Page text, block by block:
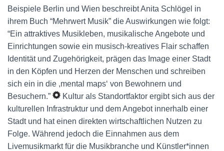
Beispiele Berlin und Wien beschreibt Anita Schlögel in
ihrem Buch “Mehrwert Musik” die Auswirkungen wie folgt:
“Ein attraktives Musikleben, musikalische Angebote und
Einrichtungen sowie ein musisch-kreatives Flair schaffen
Identität und Zugehörigkeit, prägen das Image einer Stadt
in den Köpfen und Herzen der Menschen und schreiben
sich ein in die ,mental maps‘ von Bewohnern und
Besuchern.”
Kultur als Standortfaktor ergibt sich aus der
kulturellen Infrastruktur und dem Angebot innerhalb einer
Stadt und hat einen direkten wirtschaftlichen Nutzen zu
Folge. Während jedoch die Einnahmen aus dem
Livemusikmarkt für die Musikbranche und Künstler*innen